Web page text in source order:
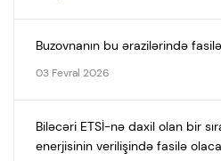
Buzovnanın bu ərazilərində
03 Fevral 2026
Biləcəri ETSİ-nə daxil olan bir
enerjisinin verilişində fasilə